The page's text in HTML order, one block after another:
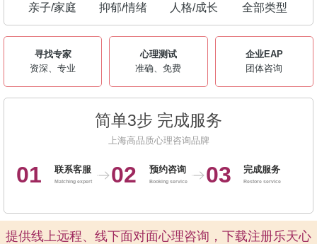
亲子/家庭 抑郁/情绪 人格/成长 全部类型
寻找专家
资深、专业
心理测试
准确、免费
企业EAP
团体咨询
简单3步 完成服务
上海高品质心理咨询品牌
01 联系客服
Matching expert 02 预约咨询
Booking service 03 完成服务
Restore service
提供线上远程、线下面对面心理咨询，下载注册乐天心